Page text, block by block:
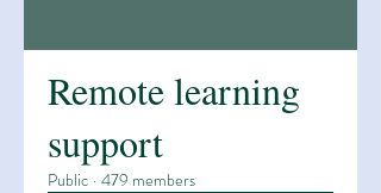
Remote learning
support
Public · 479 members